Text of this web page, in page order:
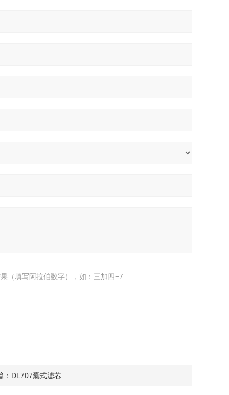
（填写阿拉伯数字），如：三加四=7
： DL707囊式滤芯